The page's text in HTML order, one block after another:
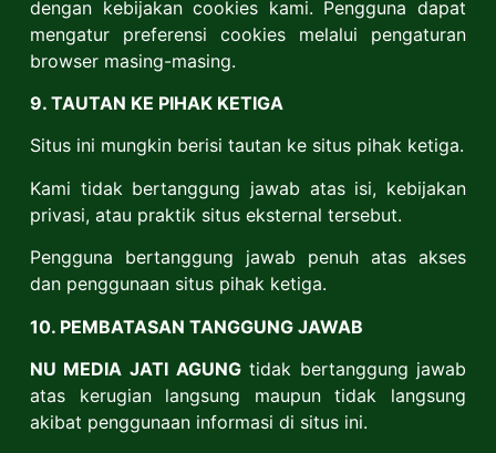
dengan kebijakan cookies kami. Pengguna dapat
mengatur preferensi cookies melalui pengaturan
browser masing-masing.
9. TAUTAN KE PIHAK KETIGA
Situs ini mungkin berisi tautan ke situs pihak ketiga.
Kami tidak bertanggung jawab atas isi, kebijakan
privasi, atau praktik situs eksternal tersebut.
Pengguna bertanggung jawab penuh atas akses
dan penggunaan situs pihak ketiga.
10. PEMBATASAN TANGGUNG JAWAB
NU MEDIA JATI AGUNGtidak bertanggung jawab
atas kerugian langsung maupun tidak langsung
akibat penggunaan informasi di situs ini.